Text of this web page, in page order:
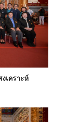
เคราะห์